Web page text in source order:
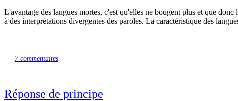
L'avantage des langues mortes, c'est qu'elles ne bougent plus et que
à des interprétations divergentes des paroles. La caractéristique des
7 commentaires
Réponse de principe